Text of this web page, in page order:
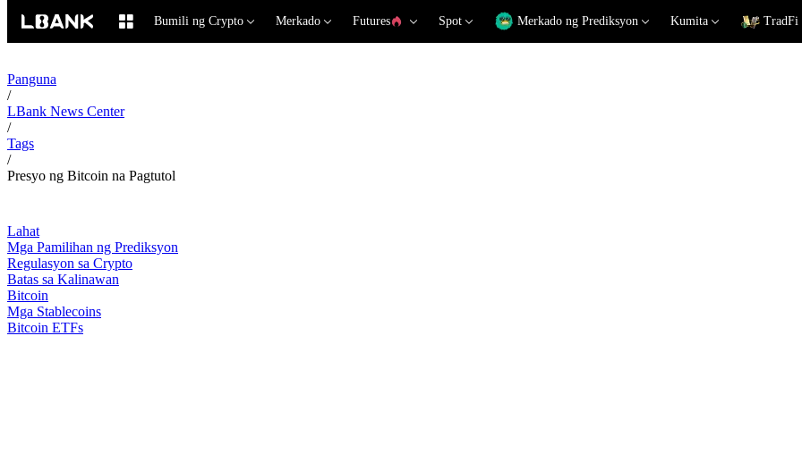
Bumili ng Crypto Merkado Futures Spot Merkado ng Prediksyon Kumita TradFi
Panguna
/
LBank News Center
/
Tags
/
Presyo ng Bitcoin na Pagtutol
Lahat
Mga Pamilihan ng Prediksyon
Regulasyon sa Crypto
Batas sa Kalinawan
Bitcoin
Mga Stablecoins
Bitcoin ETFs